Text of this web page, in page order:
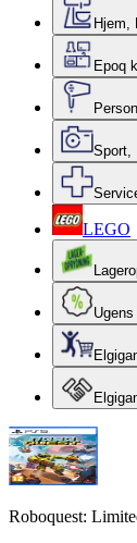
Hjem,
Epoq
Sport,
LEGO
Roboquest: